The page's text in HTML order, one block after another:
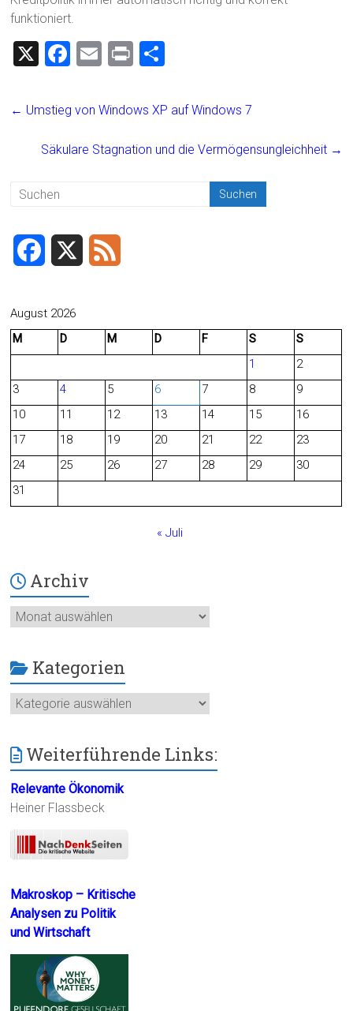
funktioniert.
X
F
ce
o
E
ai
Pr
t
e
← Umstieg von Windows XP auf Windows 7
Säkulare Stagnation und die Vermögensungleichheit →
c
b
o
August 2026
M
D M D F S
S
1
2
3
4 5 6 7 8
9
10
11 12 13 14 15
16
17
18 19 20 21 22
23
24
25 26 27 28 29
30
31
« Juli
Archiv
Archiv
Kategorien
Kategorien
Weiterführende Links:
Relevante Ökonomik
Heiner Flassbeck
Makroskop – Kritische
Analysen zu Politik
und Wirtschaft